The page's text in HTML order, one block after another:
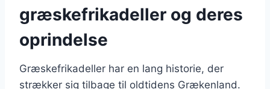
græskefrikadeller og deres
oprindelse
Græskefrikadeller har en lang historie, der
strækker sig tilbage til oldtidens Grækenland.